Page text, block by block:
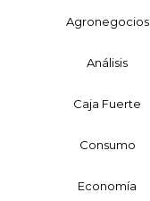
Agronegocios
Análisis
Caja Fuerte
Consumo
Economía